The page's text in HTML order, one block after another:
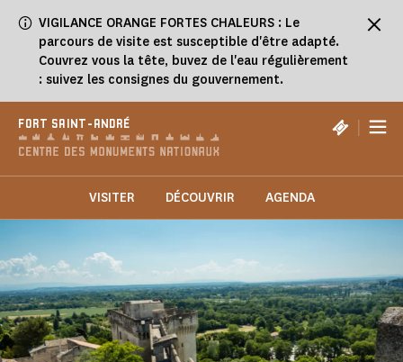
VIGILANCE ORANGE FORTES CHALEURS : Le
parcours de visite est susceptible d'être adapté.
Couvrez vous la tête, buvez de l'eau régulièrement
: suivez les consignes du gouvernement.
FORT SAINT-ANDRÉ |
VISITER DÉCOUVRIR AGENDA